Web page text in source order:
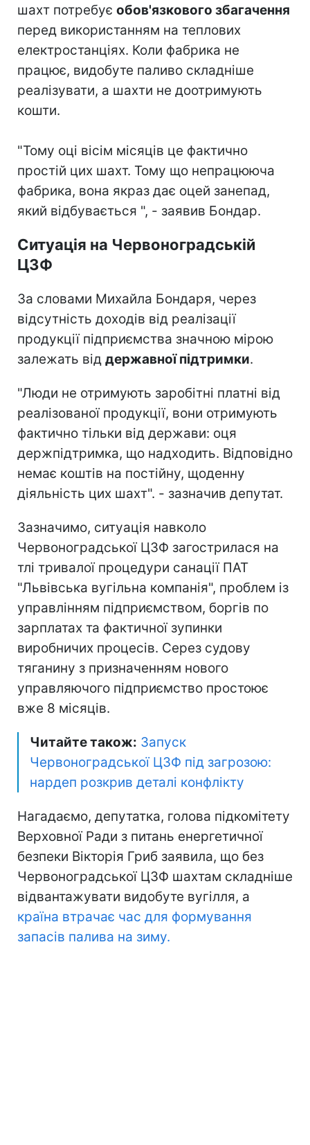
шахт потребує обов'язкового збагачення
перед використанням на теплових
електростанціях. Коли фабрика не
працює, видобуте паливо складніше
реалізувати, а шахти не доотримують
кошти.
"Тому оці вісім місяців це фактично
простій цих шахт. Тому що непрацююча
фабрика, вона якраз дає оцей занепад,
який відбувається ", - заявив Бондар.
Ситуація на Червоноградській
ЦЗФ
За словами Михайла Бондаря, через
відсутність доходів від реалізації
продукції підприємства значною мірою
залежать від державної підтримки.
"Люди не отримують заробітні платні від
реалізованої продукції, вони отримують
фактично тільки від держави: оця
держпідтримка, що надходить. Відповідно
немає коштів на постійну, щоденну
діяльність цих шахт". - зазначив депутат.
Зазначимо, ситуація навколо
Червоноградської ЦЗФ загострилася на
тлі тривалої процедури санації ПАТ
"Львівська вугільна компанія", проблем із
управлінням підприємством, боргів по
зарплатах та фактичної зупинки
виробничих процесів. Серез судову
тяганину з призначенням нового
управляючого підприємство простоює
вже 8 місяців.
Читайте також: Запуск
Червоноградської ЦЗФ під загрозою:
нардеп розкрив деталі конфлікту
Нагадаємо, депутатка, голова підкомітету
Верховної Ради з питань енергетичної
безпеки Вікторія Гриб заявила, що без
Червоноградської ЦЗФ шахтам складніше
відвантажувати видобуте вугілля, а
країна втрачає час для формування
запасів палива на зиму.